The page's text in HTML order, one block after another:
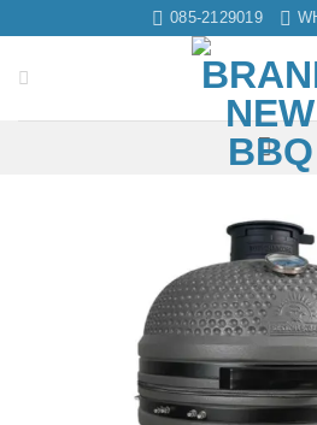
inhoud
085-2129019